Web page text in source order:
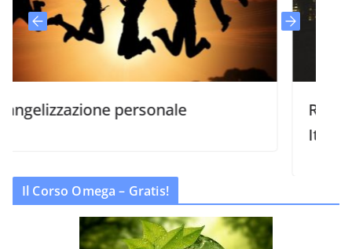
personale
Il Corso Omega – Gratis!